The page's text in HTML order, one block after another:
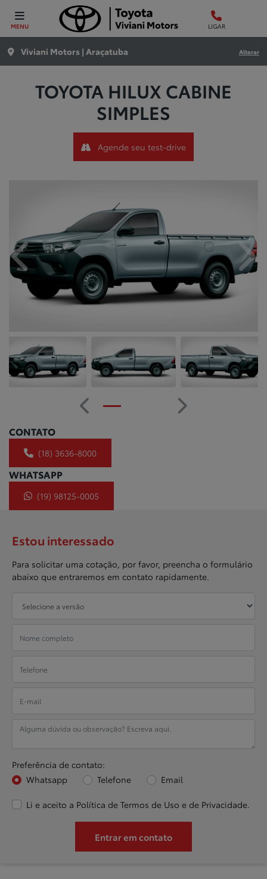
MENU LIGAR
Viviani Motors | Araçatuba Alterar
TOYOTA HILUX CABINE
SIMPLES
Agende seu test-drive
Estou interessado
Para solicitar uma cotação, por favor, preencha o formulário
abaixo que entraremos em contato rapidamente.
Preferência de contato:
Whatsapp
Telefone Email
Li e aceito a Política de Termos de Uso e de Privacidade.
Entrar em contato
Anterior
Anterior
Próximo
CONTATO
(18) 3636-8000
WHATSAPP
(19) 98125-0005